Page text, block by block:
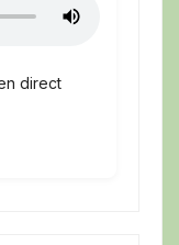
direct